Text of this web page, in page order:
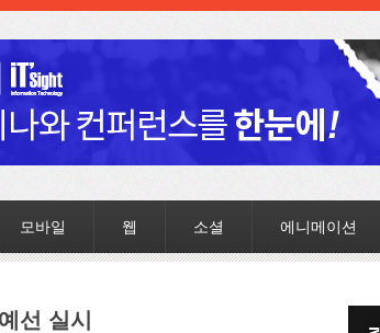
모바일 웹 소셜 에니메이션
선 실시